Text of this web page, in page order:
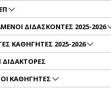
ΔΙΔΑΣΚΟΝΤΕΣ 2025-2026
ΚΑΘΗΓΗΤΕΣ 2025-2026
ΔΙΔΑΚΤΟΡΕΣ
ΚΑΘΗΓΗΤΕΣ